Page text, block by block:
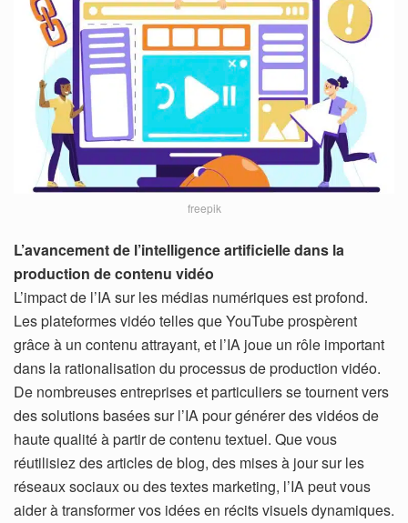
freepik
L’avancement de l’intelligence artificielle dans la
production de contenu vidéo
L’impact de l’IA sur les médias numériques est profond.
Les plateformes vidéo telles que YouTube prospèrent
grâce à un contenu attrayant, et l’IA joue un rôle important
dans la rationalisation du processus de production vidéo.
De nombreuses entreprises et particuliers se tournent vers
des solutions basées sur l’IA pour générer des vidéos de
haute qualité à partir de contenu textuel. Que vous
réutilisiez des articles de blog, des mises à jour sur les
réseaux sociaux ou des textes marketing, l’IA peut vous
aider à transformer vos idées en récits visuels dynamiques.